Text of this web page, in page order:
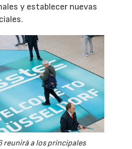
y establecer nuevas
reunirá a los principales